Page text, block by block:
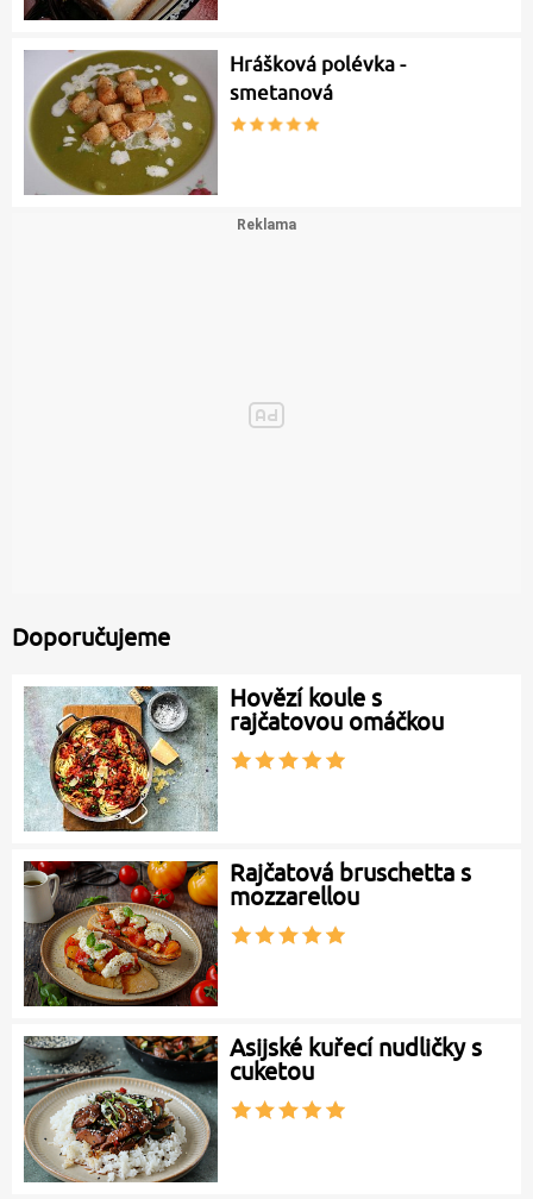
Hrášková polévka -
smetanová
Doporučujeme
Hovězí koule s
rajčatovou omáčkou
Rajčatová bruschetta s
mozzarellou
Asijské kuřecí nudličky s
cuketou